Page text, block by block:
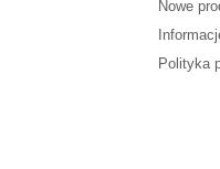
Nowe
Polityka